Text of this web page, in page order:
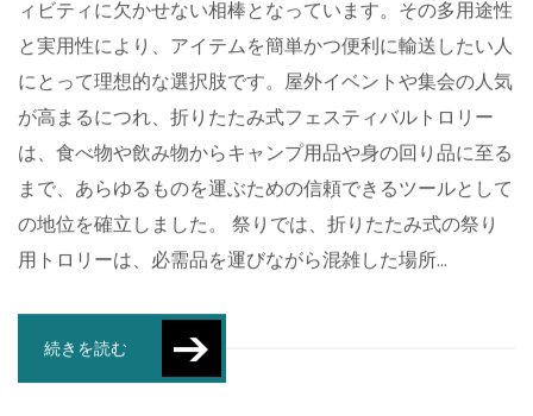
ィビティに欠かせない相棒となっています。その多用途性
と実用性により、アイテムを簡単かつ便利に輸送したい人
にとって理想的な選択肢です。屋外イベントや集会の人気
が高まるにつれ、折りたたみ式フェスティバルトロリー
は、食べ物や飲み物からキャンプ用品や身の回り品に至る
まで、あらゆるものを運ぶための信頼できるツールとして
の地位を確立しました。 祭りでは、折りたたみ式の祭り
用トロリーは、必需品を運びながら混雑した場所...
続きを読む